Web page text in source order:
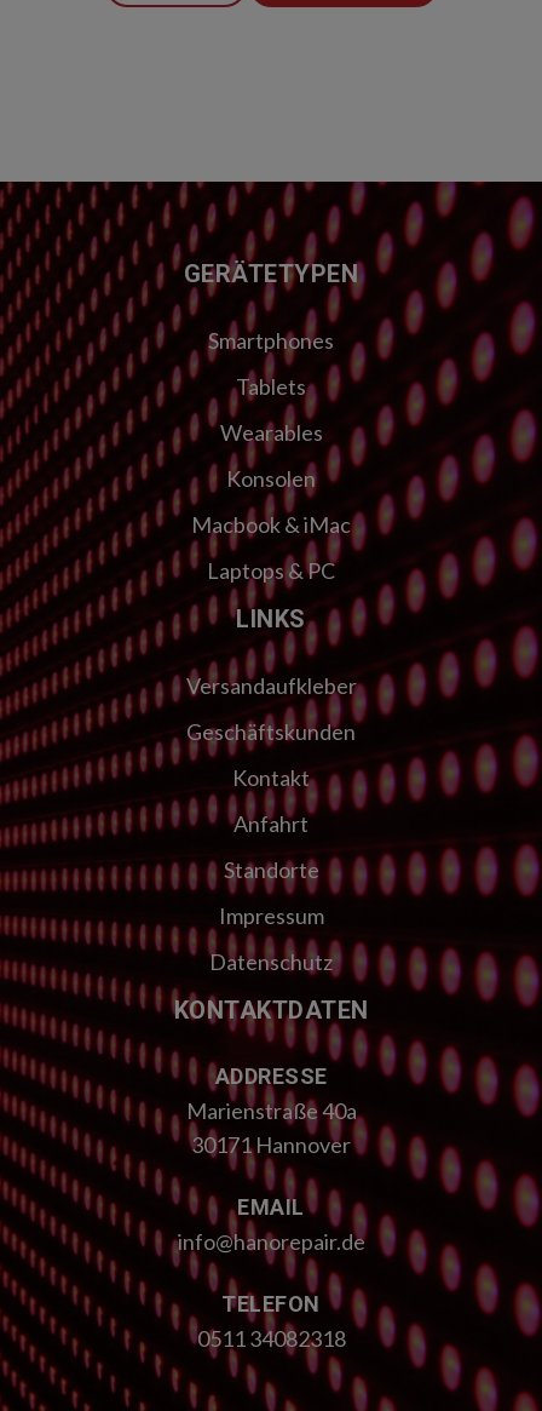
FUSSZEILE GERÄTETYPEN
Smartphones
Tablets
Wearables
Konsolen
Macbook & iMac
Laptops & PC
LINKS
Versandaufkleber
Geschäftskunden
Kontakt
Anfahrt
Standorte
Impressum
Datenschutz
KONTAKTDATEN
ADDRESSE
Marienstraße 40a
30171 Hannover
EMAIL
info@hanorepair.de
TELEFON
0511 34082318